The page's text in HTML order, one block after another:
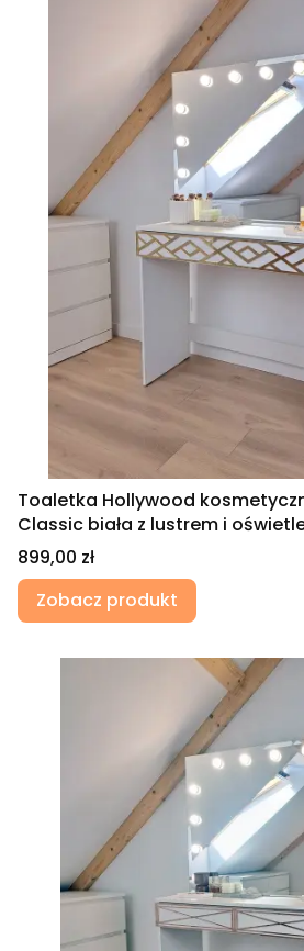
Toaletka Hollywood
Classic biała z lustrem i
Cena
899,00 zł
Zobacz produkt